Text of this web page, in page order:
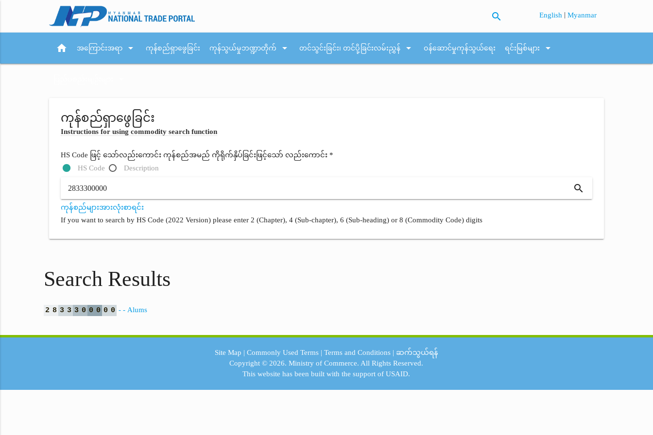
search English |Myanmar
home အကြောင်းအရာ arrow_drop_down ကုန်စည်ရှာဖွေခြင်း ကုန်သွယ်မှုဘဏ္ဍာတိုက် arrow_drop_down တင်သွင်းခြင်း၊ တင်ပို့ခြင်းလမ်းညွှန် arrow_drop_down ဝန်ဆောင်မှုကုန်သွယ်ရေး ရင်းမြစ်များ arrow_drop_down
ကုန်စည်ရှာဖွေခြင်း
Instructions for using commodity search function
HS Code ဖြင့် သော်လည်းကောင်း ကုန်စည်အမည် ကိုရိုက်နှိပ်ခြင်းဖြင့်သော် လည်းကောင်း *
HS Code
Description
search
ကုန်စည်များအားလုံးစာရင်း
If you want to search by HS Code (2022 Version) please enter 2 (Chapter), 4 (Sub-chapter), 6 (Sub-heading) or 8 (Commodity Code) digits
Search Results
2 8 3 3 3 0 0 0 0 0 - - Alums
Site Map | Commonly Used Terms| Terms and Conditions| ဆက်သွယ်ရန်
Copyright © 2026.Ministry of Commerce. All Rights Reserved.
This website has been built with the support ofUSAID.